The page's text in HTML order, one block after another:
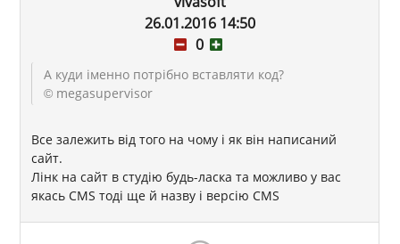
26.01.2016 14:50
0
А куди іменно потрібно вставляти код?
© megasupervisor
Все залежить від того на чому і як він написаний
сайт.
Лінк на сайт в студію будь-ласка та можливо у вас
якась CMS тоді ще й назву і версію CMS